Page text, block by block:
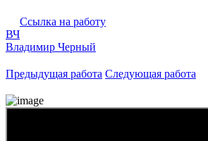
Ссылка на работу
ВЧ
Владимир Черный
Предыдущая работа Следующая работа